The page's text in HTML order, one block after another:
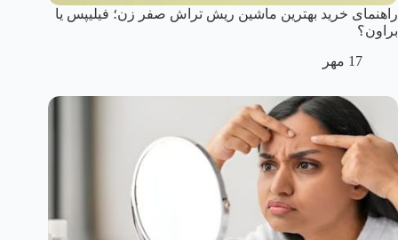
راهنمای خرید بهترین ماشین ریش تراش صفر زن؛ فیلیپس یا
براون؟
17 مهر